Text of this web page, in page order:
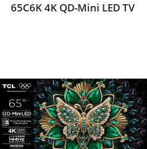
65C6K 4K QD-Mini LED TV